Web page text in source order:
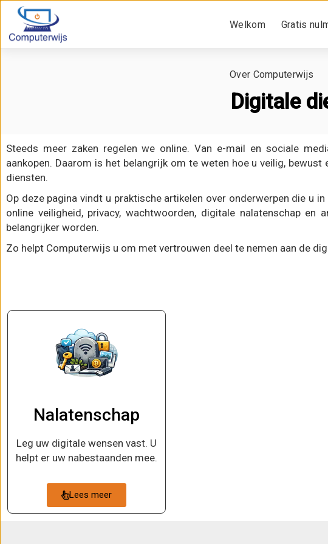
Welkom Gratis
Over Computerwijs
Digitale
Steeds meer zaken regelen we online. Van e-mail en sociale
aankopen. Daarom is het belangrijk om te weten hoe u veilig,
diensten.
Op deze pagina vindt u praktische artikelen over onderwerpen die u
online veiligheid, privacy, wachtwoorden, digitale nalatenschap en
belangrijker worden.
Zo helpt Computerwijs u om met vertrouwen deel te nemen aan de
Nalatenschap
Leg uw digitale wensen vast. U
helpt er uw nabestaanden mee.
Lees meer